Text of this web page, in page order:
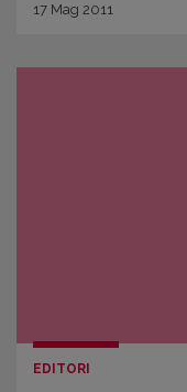
17 Mag 2011
EDITORI